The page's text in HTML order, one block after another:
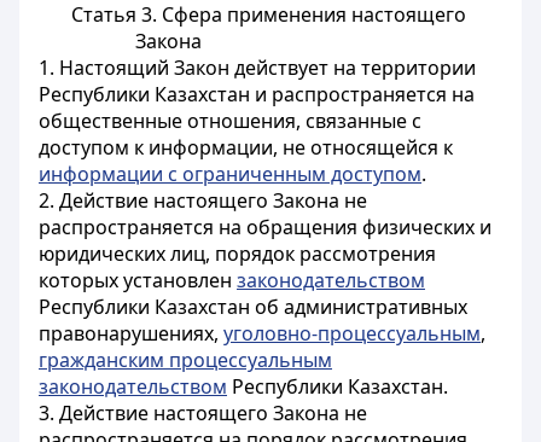
Статья 3. Сфера применения настоящего
Закона
1. Настоящий Закон действует на территории
Республики Казахстан и распространяется на
общественные отношения, связанные с
доступом к информации, не относящейся к
информации с ограниченным доступом.
2. Действие настоящего Закона не
распространяется на обращения физических и
юридических лиц, порядок рассмотрения
которых установлен законодательством
Республики Казахстан об административных
правонарушениях, уголовно-процессуальным,
гражданским процессуальным
законодательством Республики Казахстан.
3. Действие настоящего Закона не